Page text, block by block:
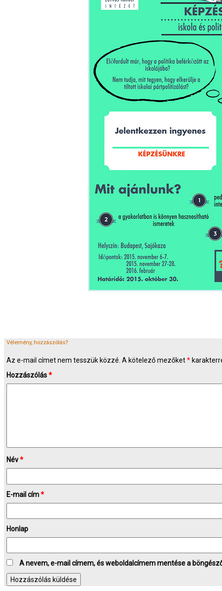
Vélemény, hozzászólás?
Az e-mail címet nem tesszük közzé. A kötelező mezőket*
Hozzászólás*
Név*
E-mail cím*
Honlap
A nevem, e-mail címem, és weboldalcímem mentése a